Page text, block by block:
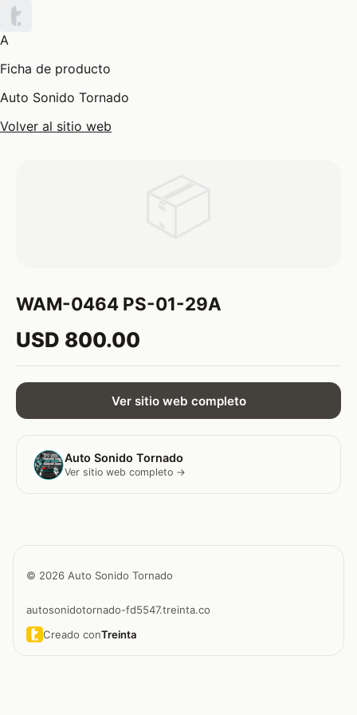
A
Ficha de producto
Auto Sonido Tornado
Volver al sitio web
WAM-0464 PS-01-29A
USD 800.00
Ver sitio web completo
Auto Sonido Tornado
Ver sitio web completo →
© 2026 Auto Sonido Tornado
autosonidotornado-fd5547.treinta.co
Creado conTreinta